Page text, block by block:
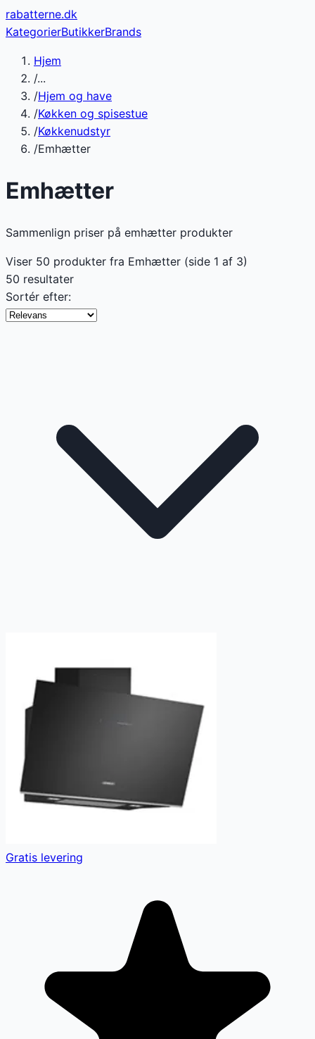
rabatterne.dk
KategorierButikkerBrands
Hjem
/...
/Hjem og have
/Køkken og spisestue
/Køkkenudstyr
/Emhætter
Emhætter
Sammenlign priser på emhætter produkter
Viser 50 produkter fra Emhætter (side 1 af 3)
50 resultater
Sortér efter:
Gratis levering